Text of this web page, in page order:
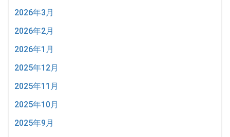
2026年3月
2026年2月
2026年1月
2025年12月
2025年11月
2025年10月
2025年9月